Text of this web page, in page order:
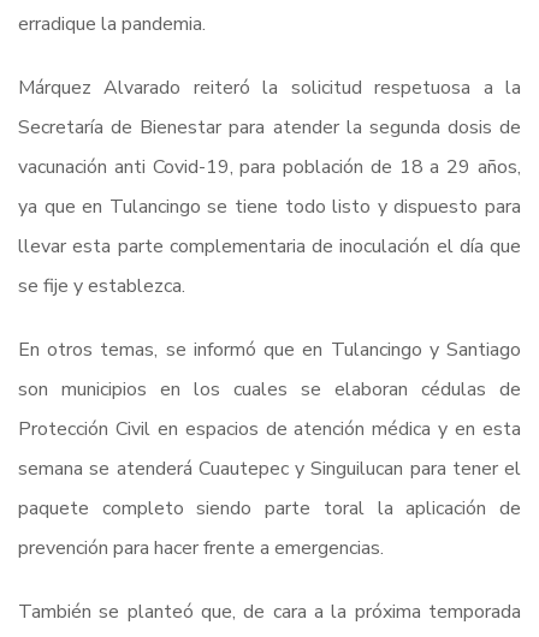
erradique la pandemia.
Márquez Alvarado reiteró la solicitud respetuosa a la
Secretaría de Bienestar para atender la segunda dosis de
vacunación anti Covid-19, para población de 18 a 29 años,
ya que en Tulancingo se tiene todo listo y dispuesto para
llevar esta parte complementaria de inoculación el día que
se fije y establezca.
En otros temas, se informó que en Tulancingo y Santiago
son municipios en los cuales se elaboran cédulas de
Protección Civil en espacios de atención médica y en esta
semana se atenderá Cuautepec y Singuilucan para tener el
paquete completo siendo parte toral la aplicación de
prevención para hacer frente a emergencias.
También se planteó que, de cara a la próxima temporada